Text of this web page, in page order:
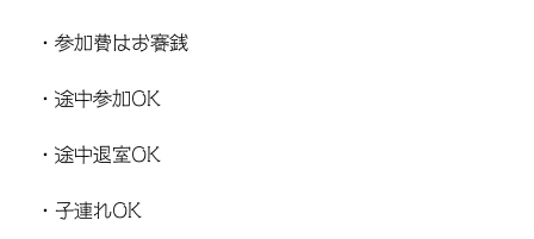
・参加費はお賽銭
・途中参加OK
・途中退室OK
・子連れOK